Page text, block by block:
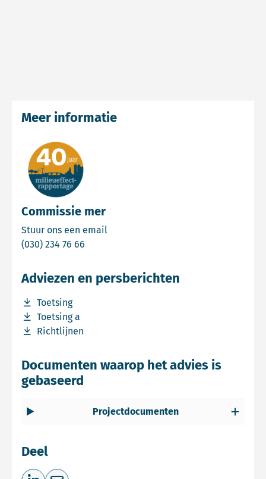
Commissie mer
Stuur ons een email
(030) 234 76 66
Meer informatie
Adviezen en persberichten
Toetsing
Download bestand Toetsing
Toetsing a
Download bestand Toetsing a
Richtlijnen
Download bestand Richtlijnen
Documenten waarop het advies is
gebaseerd
Projectdocumenten
Deel